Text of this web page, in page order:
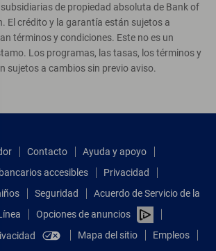
subsidiarias de propiedad absoluta de Bank of
El crédito y la garantía están sujetos a
términos y condiciones. Este no es un
Los programas, las tasas, los términos y
sujetos a cambios sin previo aviso.
Contacto
Ayuda y apoyo
accesibles
Privacidad
Seguridad
Acuerdo de Servicio de la
Opciones de anuncios
Mapa del sitio Empleos